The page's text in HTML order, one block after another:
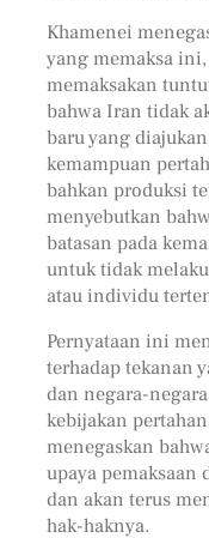
Khamenei
yang memaksa
memaksakan
bahwa Iran tidak
baru yang
kemampuan
bahkan produksi
menyebutkan
batasan pada
untuk tidak
atau individu
Pernyataan ini
terhadap tekanan
dan negara-
kebijakan
menegaskan
upaya
dan akan terus
hak-haknya.